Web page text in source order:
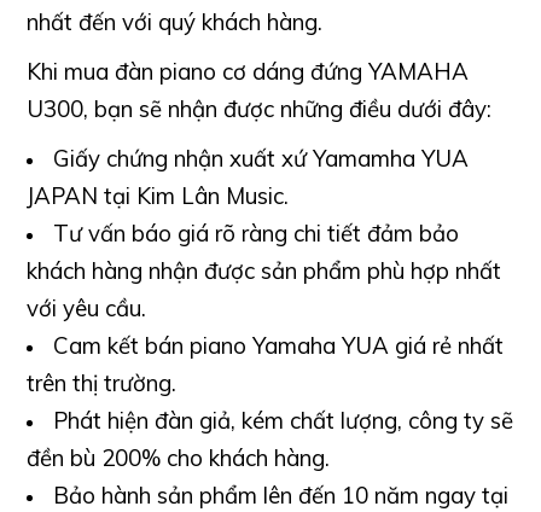
nhất đến với quý khách hàng.
Khi mua đàn piano cơ dáng đứng YAMAHA
U300, bạn sẽ nhận được những điều dưới đây:
Giấy chứng nhận xuất xứ Yamamha YUA
JAPAN tại Kim Lân Music.
Tư vấn báo giá rõ ràng chi tiết đảm bảo
khách hàng nhận được sản phẩm phù hợp nhất
với yêu cầu.
Cam kết bán piano Yamaha YUA giá rẻ nhất
trên thị trường.
Phát hiện đàn giả, kém chất lượng, công ty sẽ
đền bù 200% cho khách hàng.
Bảo hành sản phẩm lên đến 10 năm ngay tại